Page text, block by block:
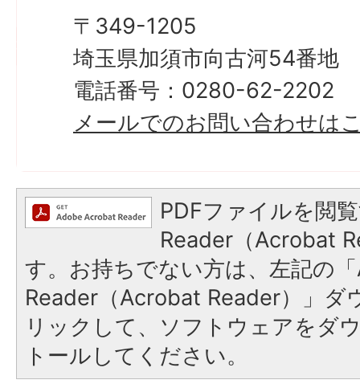
〒349-1205
埼玉県加須市向古河54番地
電話番号：0280-62-2202
メールでのお問い合わせは
PDFファイルを閲
Reader（Acrobat
す。お持ちでない方は、左記の
Reader（Acrobat Reader）」ダ
リックして、ソフトウェアをダ
トールしてください。